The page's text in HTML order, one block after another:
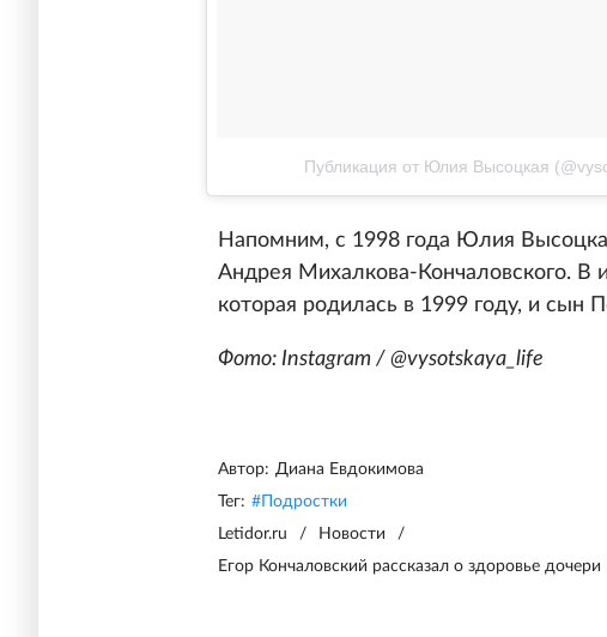
Публикация от Юлия Высоцкая
Напомним, с 1998 года Юлия
Андрея Михалкова-Кончаловского. В
которая родилась в 1999 году, и сын
Фото: Instagram / @vysotskaya_life
Автор: Диана Евдокимова
Тег: # Подростки
Letidor.ru
/ Новости
/
Егор Кончаловский рассказал о здоровье